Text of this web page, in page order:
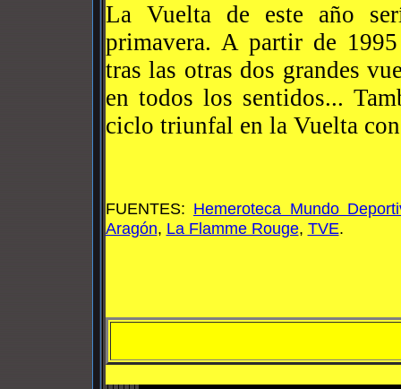
La Vuelta de este año
primavera. A partir de 1995
tras las otras dos grandes
en todos los sentidos...
ciclo triunfal en la Vuelta
FUENTES: Hemeroteca Mundo
Aragón, La Flamme Rouge, TVE.